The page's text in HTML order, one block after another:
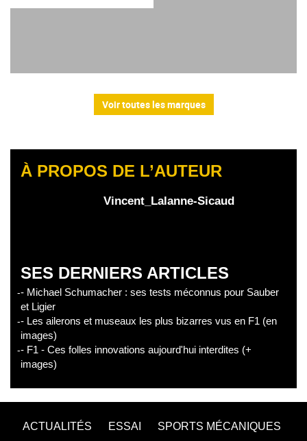
Voir toutes les marques
À PROPOS DE L’AUTEUR
Vincent_Lalanne-Sicaud
SES DERNIERS ARTICLES
- Michael Schumacher : ses tests méconnus pour Sauber
et Ligier
- Les ailerons et museaux les plus bizarres vus en F1 (en
images)
- F1 - Ces folles innovations aujourd'hui interdites (+
images)
ACTUALITÉS ESSAI
SPORTS MÉCANIQUES